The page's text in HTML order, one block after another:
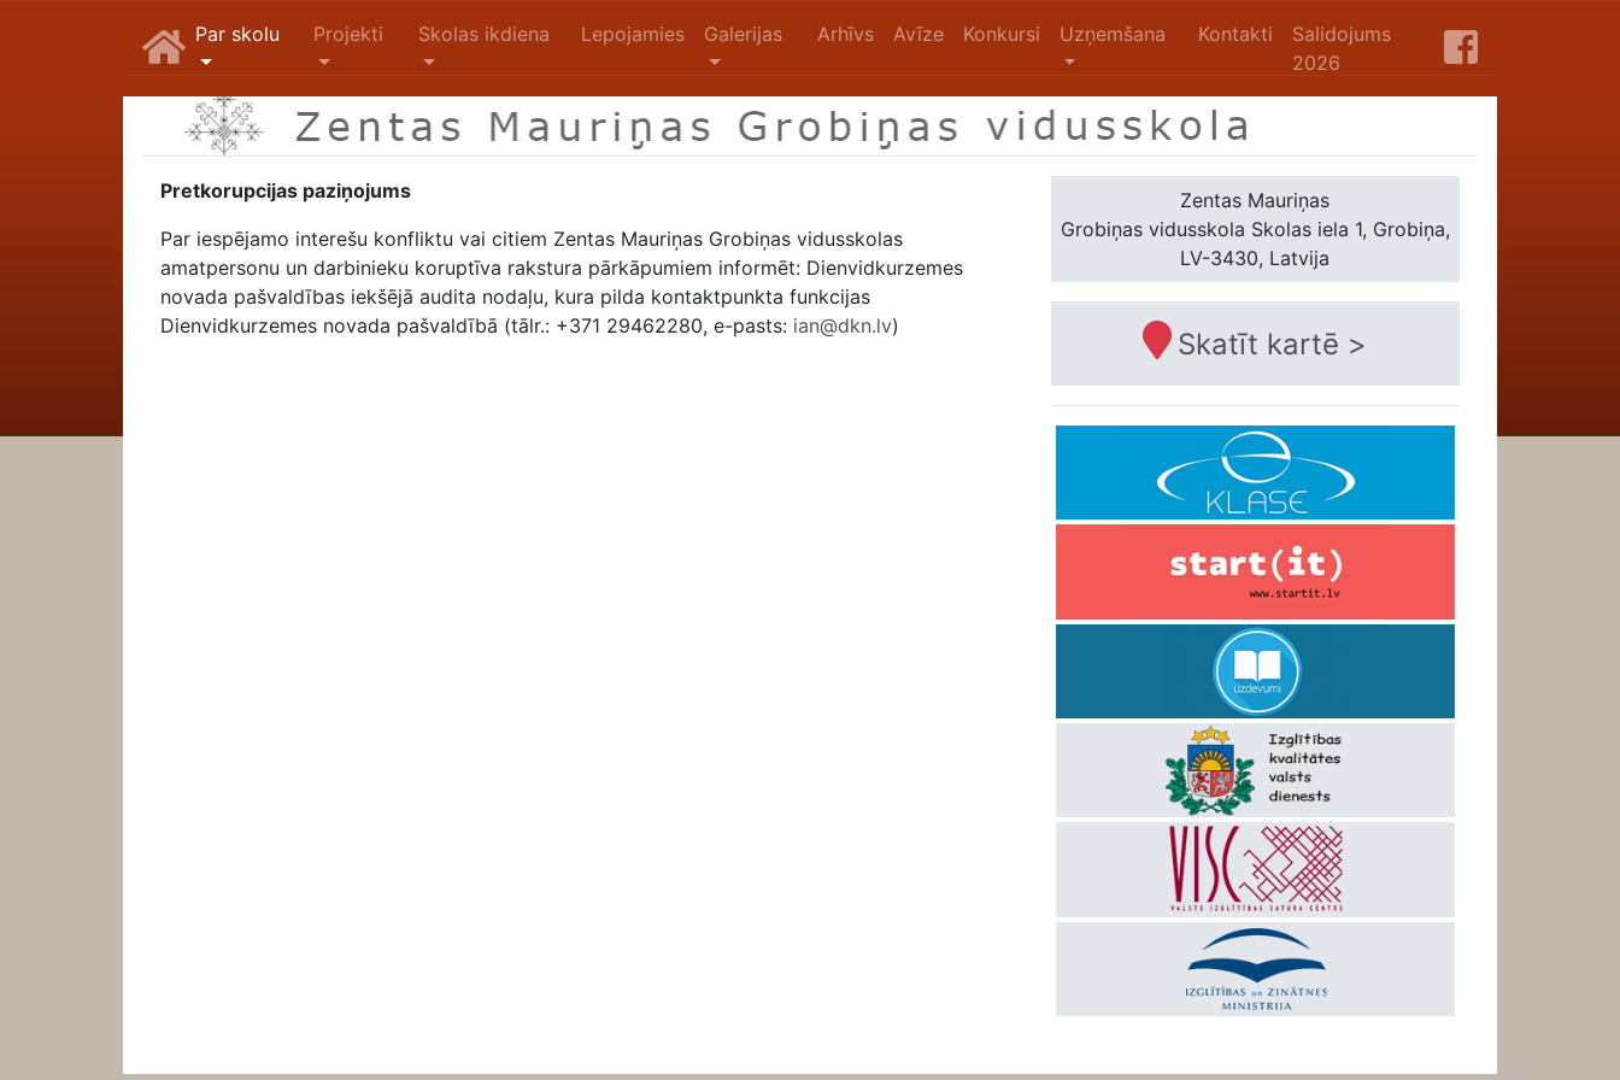
Par skolu Projekti Skolas ikdiena Lepojamies Galerijas Arhīvs Avīze Konkursi Uzņemšana Kontakti
Salidojums
2026
Pretkorupcijas paziņojums
Par iespējamo interešu konfliktu vai citiem Zentas Mauriņas Grobiņas vidusskolas
amatpersonu un darbinieku koruptīva rakstura pārkāpumiem informēt: Dienvidkurzemes
novada pašvaldības iekšējā audita nodaļu, kura pilda kontaktpunkta funkcijas
Dienvidkurzemes novada pašvaldībā (tālr.: +371 29462280, e-pasts: ian@dkn.lv)
Zentas Mauriņas
Grobiņas vidusskola Skolas iela 1, Grobiņa,
LV-3430, Latvija
Skatīt kartē >